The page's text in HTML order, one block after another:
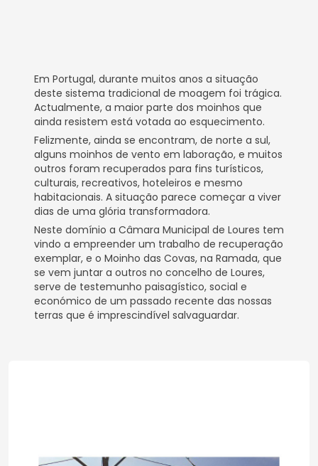
Em Portugal, durante muitos anos a situação
deste sistema tradicional de moagem foi trágica.
Actualmente, a maior parte dos moinhos que
ainda resistem está votada ao esquecimento.
Felizmente, ainda se encontram, de norte a sul,
alguns moinhos de vento em laboração, e muitos
outros foram recuperados para fins turísticos,
culturais, recreativos, hoteleiros e mesmo
habitacionais. A situação parece começar a viver
dias de uma glória transformadora.
Neste domínio a Câmara Municipal de Loures tem
vindo a empreender um trabalho de recuperação
exemplar, e o Moinho das Covas, na Ramada, que
se vem juntar a outros no concelho de Loures,
serve de testemunho paisagístico, social e
económico de um passado recente das nossas
terras que é imprescindível salvaguardar.